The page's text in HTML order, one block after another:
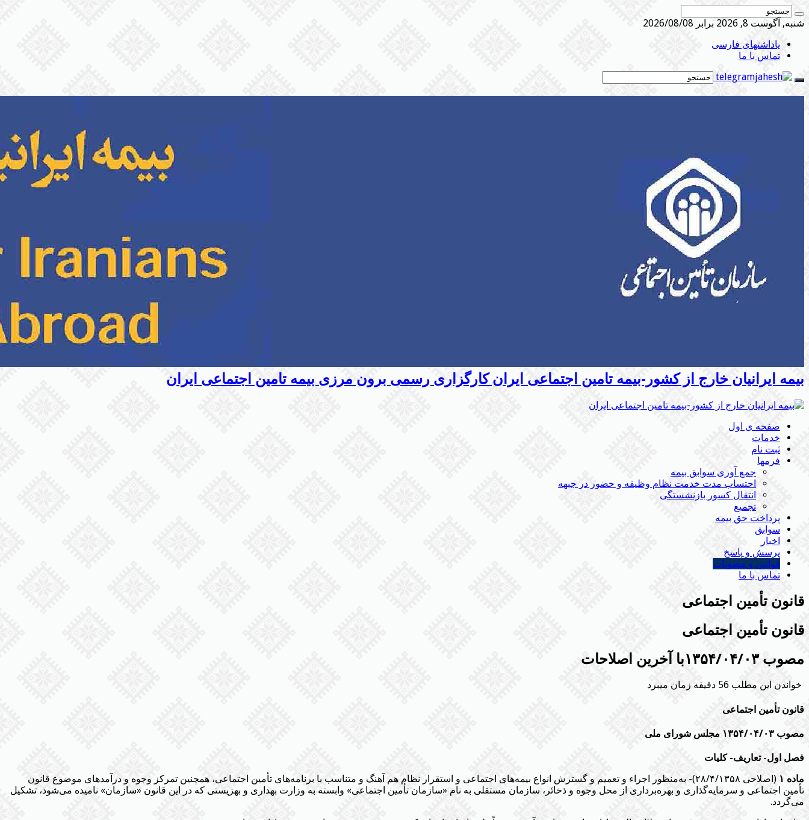
شنبه, آگوست 8, 2026 برابر 2026/08/08
یاداشتهای فارسی
تماس با ما
بیمه ایرانیان خارج از کشور-بیمه تامین اجتماعی ایران کارگزاری رسمی برون مرزی بیمه تامین اجتماعی ایران
صفحه ی اول
خدمات
ثبت نام
فرمها
جمع آوری سوابق بیمه
احتساب مدت خدمت نظام وظیفه و حضور در جبهه
انتقال کسور بازنشستگی
تجمیع
پرداخت حق بیمه
سوابق
اخبار
پرسش و پاسخ
قوانین و مصوبات
تماس با ما
‌قانون تأمین اجتماعی
‌قانون تأمین اجتماعی
مصوب ۱۳۵۴/۰۴/۰۳با آخرین اصلاحات
خواندن این مطلب 56 دقیقه زمان میبرد
قانون تأمین اجتماعی
مصوب ۱۳۵۴/۰۴/۰۳ مجلس شورای ملی
فصل اول- تعاریف- کلیات
ماده ۱
(اصلاحی ۲۸/۴/۱۳۵۸)- به‌منظور اجراء و تعمیم و گسترش انواع بیمه‌های اجتماعی و استقرار نظام هم آهنگ و متناسب با برنامه‌های تأمین اجتماعی، همچنین تمرکز وجوه و درآمدهای موضوع قانون
تأمین اجتماعی و سرمایه‌گذاری و بهره‌برداری از محل وجوه و ذخائر، سازمان مستقلی به نام «سازمان تأمین اجتماعی» وابسته به وزارت بهداری و بهزیستی که در این قانون «سازمان» نامیده می‌شود، تشکیل
می‌گردد.